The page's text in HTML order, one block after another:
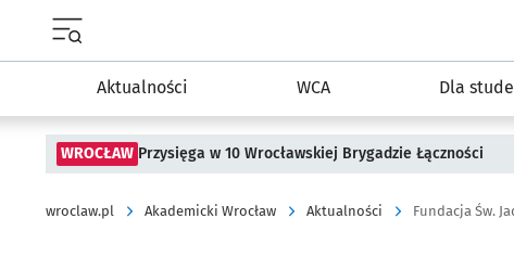
Menu główne portalu wroclaw.pl
Aktualności WCA Dla
WROCŁAW Przysięga w 10 Wrocławskiej Brygadzie Łączności
wroclaw.pl Akademicki Wrocław Aktualności